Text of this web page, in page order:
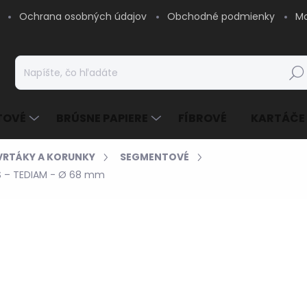
Ochrana osobných údajov Obchodné podmienky
Hľadať
A KORUNKY
SEGMENTOVÉ
TEDIAM - Ø 68 mm